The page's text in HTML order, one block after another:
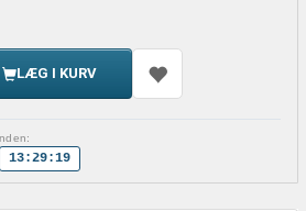
LÆG I KURV
13:29:18